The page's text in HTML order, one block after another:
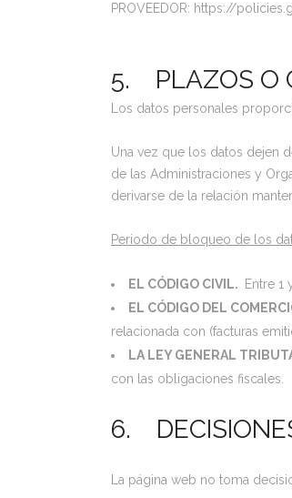
PROVEEDOR: https://
5. PLAZOS O
Los datos personales
Una vez que los datos dejen
de las Administraciones y
derivarse de la relación
Periodo de bloqueo de los
EL CÓDIGO CIVIL.
Entre
EL CÓDIGO DEL
relacionada con (facturas
LA LEY GENERAL
con las obligaciones fiscales.
6.
La página web no toma